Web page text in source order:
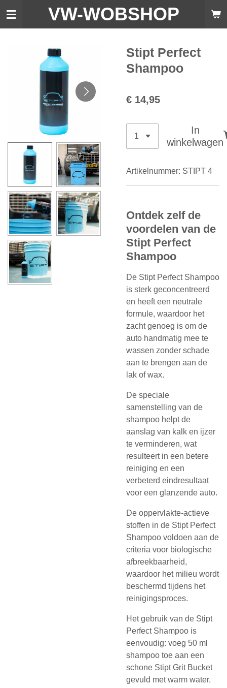
Ga
hoofdinhoud
VW-WOBSHOP
Stipt Perfect
Shampoo
€ 14,95
In
winkelwagen
Artikelnummer: STIPT 4
Ontdek zelf de
voordelen van de
Stipt Perfect
Shampoo
De Stipt Perfect Shampoo
is sterk geconcentreerd
en heeft een neutrale
formule, waardoor het
zacht genoeg is om de
auto handmatig mee te
wassen zonder schade
aan te brengen aan de
lak of wax.
De speciale
samenstelling van de
shampoo helpt de
aanslag van kalk en ijzer
te verminderen, wat
resulteert in een betere
reiniging en een
verbeterd eindresultaat
voor een glanzende auto.
De oppervlakte-actieve
stoffen in de Stipt Perfect
Shampoo voldoen aan de
criteria voor biologische
afbreekbaarheid,
waardoor het milieu wordt
beschermd tijdens het
reinigingsproces.
Het gebruik van de Stipt
Perfect Shampoo is
eenvoudig: voeg 50 ml
shampoo toe aan een
schone Stipt Grit Bucket
gevuld met warm water,